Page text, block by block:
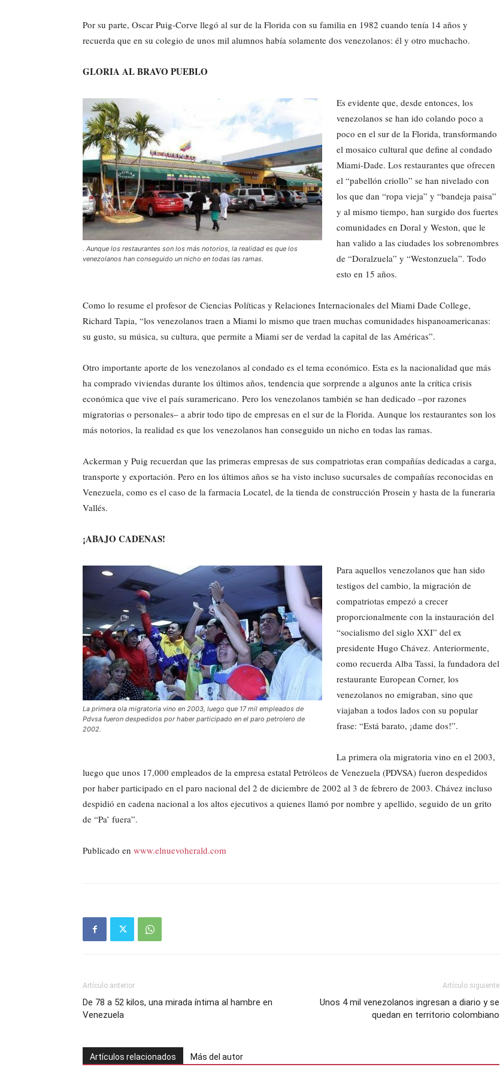
Por su parte, Oscar Puig-Corve llegó al sur de la Florida con su familia en 1982 cuando tenía 14 años y
recuerda que en su colegio de unos mil alumnos había solamente dos venezolanos: él y otro muchacho.
GLORIA AL BRAVO PUEBLO
. Aunque los restaurantes son los más notorios, la realidad es que los
venezolanos han conseguido un nicho en todas las ramas.
Es evidente que, desde entonces, los
venezolanos se han ido colando poco a
poco en el sur de la Florida, transformando
el mosaico cultural que define al condado
Miami-Dade. Los restaurantes que ofrecen
el “pabellón criollo” se han nivelado con
los que dan “ropa vieja” y “bandeja paisa”
y al mismo tiempo, han surgido dos fuertes
comunidades en Doral y Weston, que le
han valido a las ciudades los sobrenombres
de “Doralzuela” y “Westonzuela”. Todo
esto en 15 años.
Como lo resume el profesor de Ciencias Políticas y Relaciones Internacionales del Miami Dade College,
Richard Tapia, “los venezolanos traen a Miami lo mismo que traen muchas comunidades hispanoamericanas:
su gusto, su música, su cultura, que permite a Miami ser de verdad la capital de las Américas”.
Otro importante aporte de los venezolanos al condado es el tema económico. Esta es la nacionalidad que más
ha comprado viviendas durante los últimos años, tendencia que sorprende a algunos ante la crítica crisis
económica que vive el país suramericano. Pero los venezolanos también se han dedicado –por razones
migratorias o personales– a abrir todo tipo de empresas en el sur de la Florida. Aunque los restaurantes son los
más notorios, la realidad es que los venezolanos han conseguido un nicho en todas las ramas.
Ackerman y Puig recuerdan que las primeras empresas de sus compatriotas eran compañías dedicadas a carga,
transporte y exportación. Pero en los últimos años se ha visto incluso sucursales de compañías reconocidas en
Venezuela, como es el caso de la farmacia Locatel, de la tienda de construcción Prosein y hasta de la funeraria
Vallés.
¡ABAJO CADENAS!
La primera ola migratoria vino en 2003, luego que 17 mil empleados de
Pdvsa fueron despedidos por haber participado en el paro petrolero de
2002.
Para aquellos venezolanos que han sido
testigos del cambio, la migración de
compatriotas empezó a crecer
proporcionalmente con la instauración del
“socialismo del siglo XXI” del ex
presidente Hugo Chávez. Anteriormente,
como recuerda Alba Tassi, la fundadora del
restaurante European Corner, los
venezolanos no emigraban, sino que
viajaban a todos lados con su popular
frase: “Está barato, ¡dame dos!”.
La primera ola migratoria vino en el 2003,
luego que unos 17,000 empleados de la empresa estatal Petróleos de Venezuela (PDVSA) fueron despedidos
por haber participado en el paro nacional del 2 de diciembre de 2002 al 3 de febrero de 2003. Chávez incluso
despidió en cadena nacional a los altos ejecutivos a quienes llamó por nombre y apellido, seguido de un grito
de “Pa’ fuera”.
Publicado en www.elnuevoherald.com
Artículo anterior
De 78 a 52 kilos, una mirada íntima al hambre en
Venezuela
Artículo siguiente
Unos 4 mil venezolanos ingresan a diario y se
quedan en territorio colombiano
Artículos relacionados Más del autor